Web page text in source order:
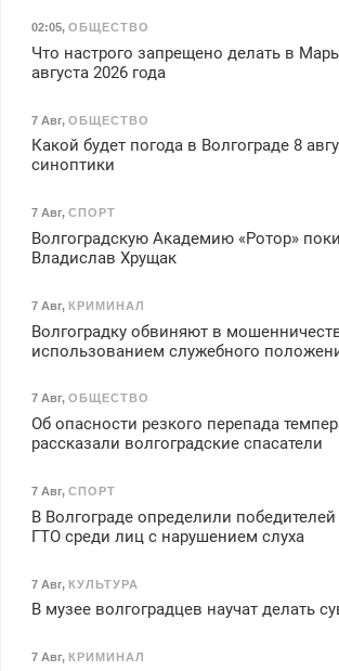
02:05, ОБЩЕСТВО
Что настрого запрещено делать в
августа 2026 года
7 Авг, ОБЩЕСТВО
Какой будет погода в Волгограде 8
синоптики
7 Авг, СПОРТ
Волгоградскую Академию «Ротор»
Владислав Хрущак
7 Авг, КРИМИНАЛ
Волгоградку обвиняют в
использованием служебного
7 Авг, ОБЩЕСТВО
Об опасности резкого перепада
рассказали волгоградские спасатели
7 Авг, СПОРТ
В Волгограде определили
ГТО среди лиц с нарушением слуха
7 Авг, КУЛЬТУРА
В музее волгоградцев научат делать
7 Авг, КРИМИНАЛ